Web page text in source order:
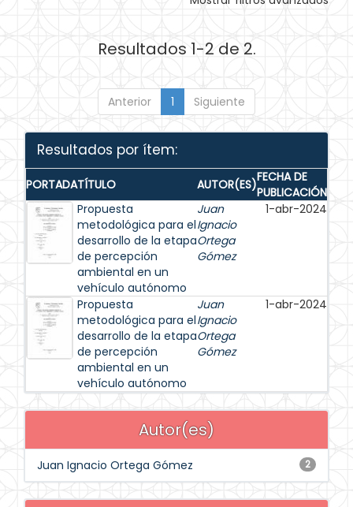
Resultados 1-2 de 2.
Anterior 1 Siguiente
Resultados por ítem:
PORTADATÍTULO AUTOR(ES)FECHA DE
PUBLICACIÓN
Propuesta
metodológica para el
desarrollo de la etapa
de percepción
ambiental en un
vehículo autónomo
Juan
Ignacio
Ortega
Gómez
1-abr-2024
Propuesta
metodológica para el
desarrollo de la etapa
de percepción
ambiental en un
vehículo autónomo
Juan
Ignacio
Ortega
Gómez
1-abr-2024
Autor(es)
2
Juan Ignacio Ortega Gómez